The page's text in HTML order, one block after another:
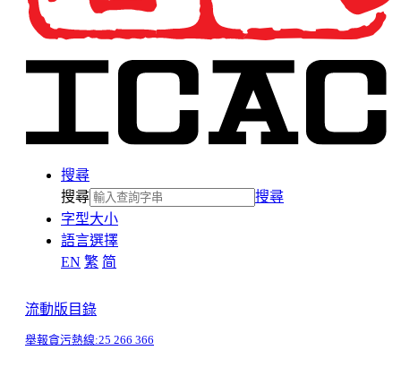
搜尋
搜尋
搜尋
字型大小
語言選擇
EN 繁 简
流動版目錄
舉報貪污熱線:25 266 366